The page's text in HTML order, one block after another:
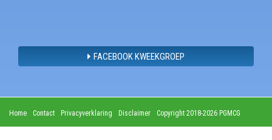
FACEBOOK KWEEKGROEP
Home Contact Privacyverklaring Disclaimer Copyright 2018-2026 PGMCG